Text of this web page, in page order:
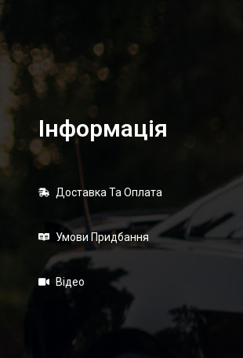
Інформація
Доставка Та Оплата
Умови Придбання
Відео